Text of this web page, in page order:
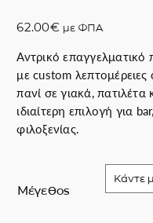
62.00€ με ΦΠΑ
Αντρικό
με custom
πανί σε γιακά,
ιδιαίτερη επιλογή για
φιλοξενίας.
Μέγεθος